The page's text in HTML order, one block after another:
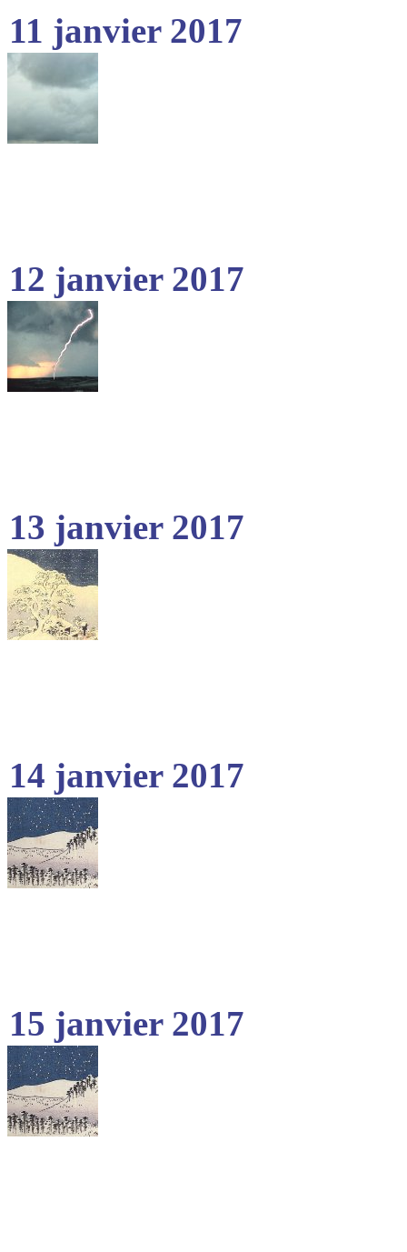
11 janvier 2017
12 janvier 2017
13 janvier 2017
14 janvier 2017
15 janvier 2017